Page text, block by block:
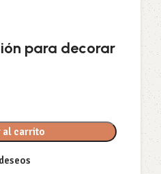
para decorar
al carrito